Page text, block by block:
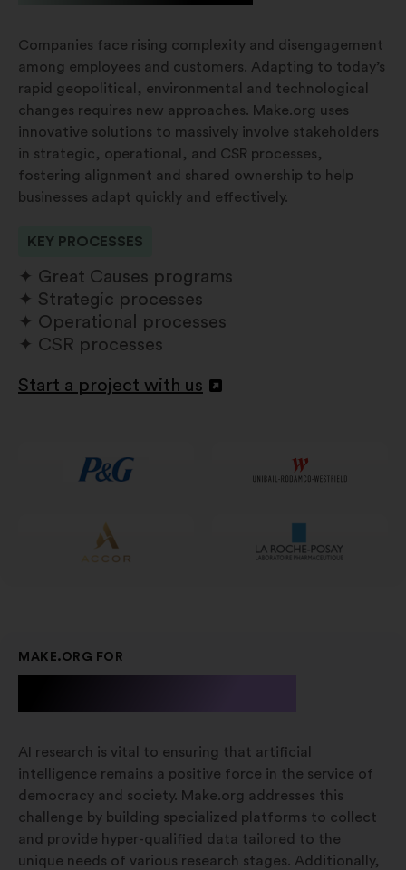
Companies face rising complexity and disengagement
among employees and customers. Adapting to today’s
rapid geopolitical, environmental and technological
changes requires new approaches. Make.org uses
innovative solutions to massively involve stakeholders
in strategic, operational, and CSR processes,
fostering alignment and shared ownership to help
businesses adapt quickly and effectively.
KEY PROCESSES
Great Causes programs
Strategic processes
Operational processes
CSR processes
Start a project with us
Atvērt
MAKE.ORG FOR
AI research is vital to ensuring that artificial
intelligence remains a positive force in the service of
democracy and society. Make.org addresses this
challenge by building specialized platforms to collect
and provide hyper-qualified data tailored to the
unique needs of various research stages. Additionally,